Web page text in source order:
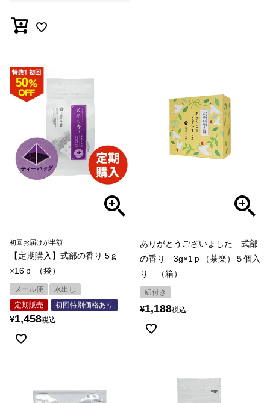
初回お届けが半額
【定期購入】式部の香り 5ｇ
×16ｐ （袋）
メール便
水出し
定期販売
初回特別価格あり
¥1,458税込
ありがとうございました 式部
の香り 3g×1ｐ（茶楽）５個入
り （箱）
紐付き
¥1,188税込